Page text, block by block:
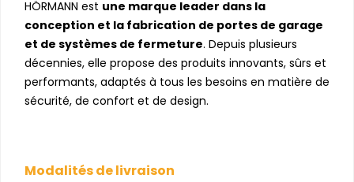
HÖRMANN est une marque leader dans la
conception et la fabrication de portes de garage
et de systèmes de fermeture. Depuis plusieurs
décennies, elle propose des produits innovants, sûrs et
performants, adaptés à tous les besoins en matière de
sécurité, de confort et de design.
Modalités de livraison